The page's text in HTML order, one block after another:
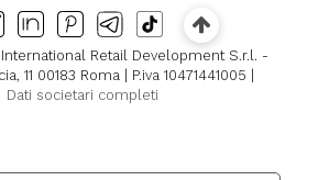
Retail Development S.r.l. -
11 00183 Roma | P.iva 10471441005 |
Dati societari completi